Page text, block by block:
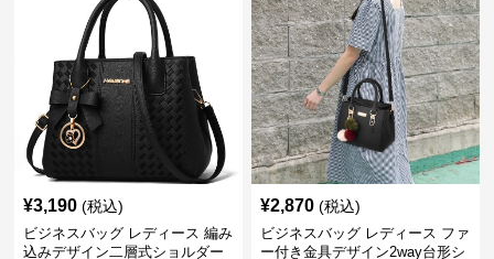
¥3,190 (税込)
ビジネスバッグ レディース 編み
込みデザイン二層式ショルダー
¥2,870 (税込)
ビジネスバッグ レディース ファ
ー付き金具デザイン2way台形シ